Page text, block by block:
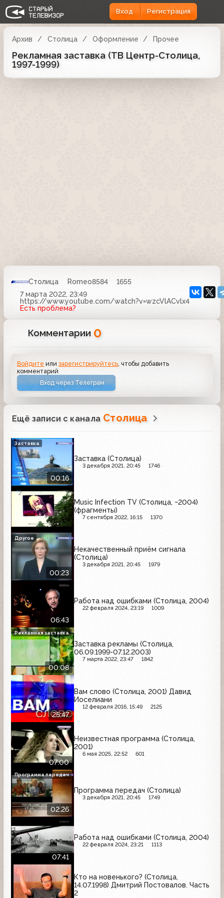
Вход Регистрация
Архив Столица Оформление Прочее
Рекламная заставка (ТВ Центр-Столица,
1997-1999)
Столица Romeo8584
1655
7 марта 2022, 23:49
https://www.youtube.com/watch?v=wzcVlACvlx4
Есть проблема?
Комментарии 0
Войдите илизарегистрируйтесь , чтобы добавить
комментарий
Вход через Телеграм
Ещё записи с канала Столица
00:16
Заставка (Столица)
3 декабря 2021, 20:45 1746
Заставка
Music Infection TV (Столица, ~2004)
(фрагменты)
7 сентября 2022, 16:15 1370
00:23
Некачественный приём сигнала
(Столица)
3 декабря 2021, 20:45 1979
Другое
06:43
Работа над ошибками (Столица, 2004)
22 февраля 2024, 23:19 1009
00:08
Заставка рекламы (Столица,
06.09.1999-07.12.2003)
7 марта 2022, 23:47 1842
Рекламная заставка
25:47
Вам слово (Столица, 2001) Давид
Иоселиани
12 февраля 2016, 15:49 2125
07:00
Неизвестная программа (Столица,
2001)
6 мая 2025, 22:52 601
02:26
Программа передач (Столица)
3 декабря 2021, 20:45 1749
Программа передач
07:41
Работа над ошибками (Столица, 2004)
22 февраля 2024, 23:21 1113
Кто на новенького? (Столица,
14.07.1998) Дмитрий Постовалов. Часть
2